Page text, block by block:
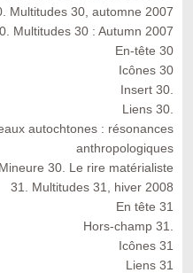
Multitudes 30, automne 2007
Multitudes 30 : Autumn 2007
En-tête 30
Icônes 30
Insert 30.
Liens 30.
autochtones : résonances
anthropologiques
Mineure 30. Le rire matérialiste
31. Multitudes 31, hiver 2008
En tête 31
Hors-champ 31.
Icônes 31
Liens 31